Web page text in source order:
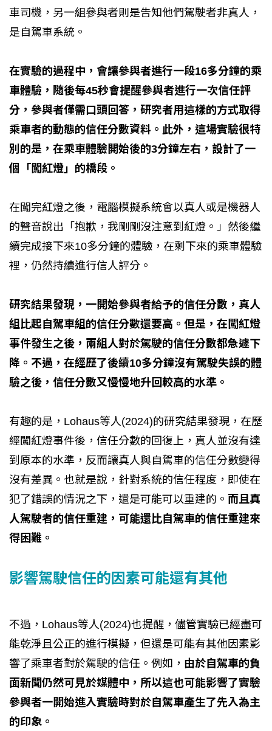
車司機，另一組參與者則是告知他們駕駛者非真人，
是自駕車系統。
在實驗的過程中，會讓參與者進行一段16多分鐘的乘
車體驗，隨後每45秒會提醒參與者進行一次信任評
分，參與者僅需口頭回答，研究者用這樣的方式取得
乘車者的動態的信任分數資料。此外，這場實驗很特
別的是，在乘車體驗開始後的3分鐘左右，設計了一
個「闖紅燈」的橋段。
在闖完紅燈之後，電腦模擬系統會以真人或是機器人
的聲音說出「抱歉，我剛剛沒注意到紅燈。」然後繼
續完成接下來10多分鐘的體驗，在剩下來的乘車體驗
裡，仍然持續進行信人評分。
研究結果發現，一開始參與者給予的信任分數，真人
組比起自駕車組的信任分數還要高。但是，在闖紅燈
事件發生之後，兩組人對於駕駛的信任分數都急遽下
降。不過，在經歷了後續10多分鐘沒有駕駛失誤的體
驗之後，信任分數又慢慢地升回較高的水準。
有趣的是，Lohaus等人(2024)的研究結果發現，在歷
經闖紅燈事件後，信任分數的回復上，真人並沒有達
到原本的水準，反而讓真人與自駕車的信任分數變得
沒有差異。也就是說，針對系統的信任程度，即使在
犯了錯誤的情況之下，還是可能可以重建的。 而且真
人駕駛者的信任重建，可能還比自駕車的信任重建來
得困難。
影響駕駛信任的因素可能還有其他
不過，Lohaus等人(2024)也提醒，儘管實驗已經盡可
能乾淨且公正的進行模擬，但還是可能有其他因素影
響了乘車者對於駕駛的信任。例如， 由於自駕車的負
面新聞仍然可見於媒體中，所以這也可能影響了實驗
參與者一開始進入實驗時對於自駕車產生了先入為主
的印象。